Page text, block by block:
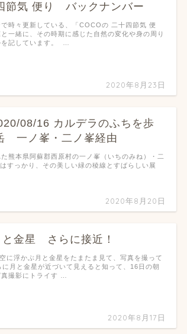
節気 便り バックナンバー
2020年8月23日
時々更新している、「COCOの 二十四節気 便
一緒に、その時期に感じた自然の変化や身の周り
を記しています。 …
08/16 カルデラのふちを歩
一ノ峯・二ノ峯経由
2020年8月20日
熊本県阿蘇郡西原村の一ノ峯（いちのみね）・二
すっかり、その美しい緑の稜線とすばらしい展
と金星 さらに接近！
2020年8月17日
に浮かぶ月と金星をたまたま見て、写真を撮って
月と金星が近づいて見えると知って、16日の朝
撮影にトライす …